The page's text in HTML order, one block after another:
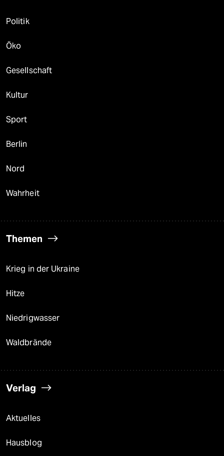
Politik
Öko
Gesellschaft
Kultur
Sport
Berlin
Nord
Wahrheit
Themen
Krieg in der Ukraine
Hitze
Niedrigwasser
Waldbrände
Verlag
Aktuelles
Hausblog